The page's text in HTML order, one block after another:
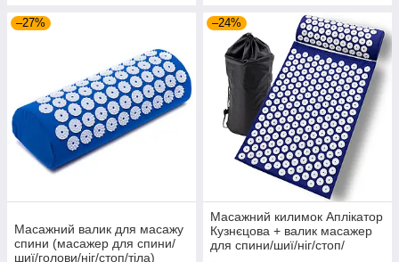
–27%
Масажний валик для масажу
спини (масажер для спини/
шиї/голови/ніг/стоп/тіла)
–24%
Масажний килимок Аплікатор
Кузнєцова + валик масажер
для спини/шиї/ніг/стоп/